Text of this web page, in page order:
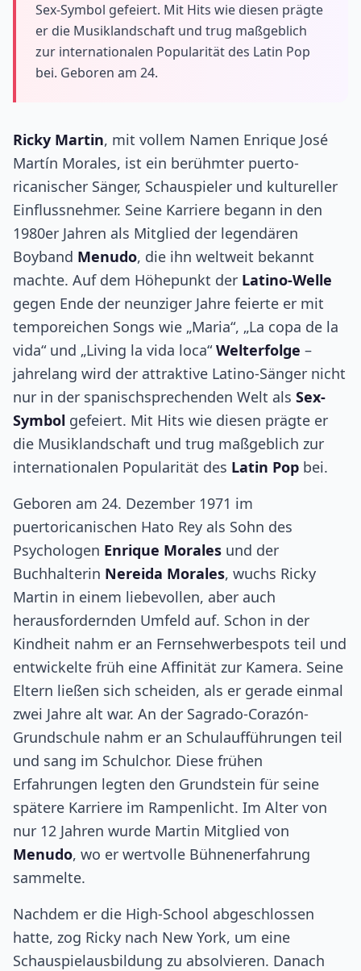
Sex-Symbol gefeiert. Mit Hits wie diesen prägte
er die Musiklandschaft und trug maßgeblich
zur internationalen Popularität des Latin Pop
bei. Geboren am 24.
Ricky Martin, mit vollem Namen Enrique José
Martín Morales, ist ein berühmter puerto-
ricanischer Sänger, Schauspieler und kultureller
Einflussnehmer. Seine Karriere begann in den
1980er Jahren als Mitglied der legendären
Boyband Menudo, die ihn weltweit bekannt
machte. Auf dem Höhepunkt der Latino-Welle
gegen Ende der neunziger Jahre feierte er mit
temporeichen Songs wie „Maria“, „La copa de la
vida“ und „Living la vida loca“Welterfolge –
jahrelang wird der attraktive Latino-Sänger nicht
nur in der spanischsprechenden Welt als Sex-
Symbol gefeiert. Mit Hits wie diesen prägte er
die Musiklandschaft und trug maßgeblich zur
internationalen Popularität des Latin Pop bei.
Geboren am 24. Dezember 1971 im
puertoricanischen Hato Rey als Sohn des
Psychologen Enrique Morales und der
Buchhalterin Nereida Morales, wuchs Ricky
Martin in einem liebevollen, aber auch
herausfordernden Umfeld auf. Schon in der
Kindheit nahm er an Fernsehwerbespots teil und
entwickelte früh eine Affinität zur Kamera. Seine
Eltern ließen sich scheiden, als er gerade einmal
zwei Jahre alt war. An der Sagrado-Corazón-
Grundschule nahm er an Schulaufführungen teil
und sang im Schulchor. Diese frühen
Erfahrungen legten den Grundstein für seine
spätere Karriere im Rampenlicht. Im Alter von
nur 12 Jahren wurde Martin Mitglied von
Menudo, wo er wertvolle Bühnenerfahrung
sammelte.
Nachdem er die High-School abgeschlossen
hatte, zog Ricky nach New York, um eine
Schauspielausbildung zu absolvieren. Danach